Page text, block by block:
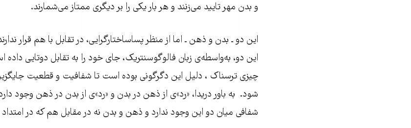
و بدن مهر تایید می‌زنند و هر بار یکی را بر دیگری ممتاز می‌شمارند.
این دو ـ بدن و ذهن ـ اما از منظر پساساختارگرایی، در تقابل با هم قرار
این دو، به‌واسطه‌ی زبان فالوگوسنتریک، جای خود را به تقابل دوتایی
چیزی ترسناک ، دلیل این دگرگونی بوده است تا شفافیت و قطعیت
شود. به باور دریدا، «رد»ی از ذهن در بدن و «رد»ی از بدن در ذهن وجود
شفافی میان دو این وجود ندارد و ذهن و بدن نه در مقابل هم که در امتداد